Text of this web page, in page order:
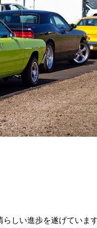
しい進歩を遂げていま